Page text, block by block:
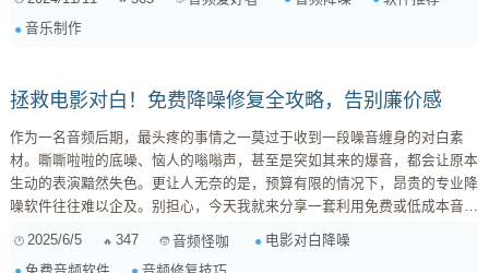
音乐制作
拯救电影对白！免费降噪修复全攻略，告别廉价感
作为一名音频后期，最头疼的事情之一莫过于收到一段噪音缠身的对白素
材。嘶嘶啦啦的底噪、恼人的嗡嗡声，甚至是突如其来的爆音，都会让原本
生动的表演黯然失色。更让人无奈的是，预算有限的情况下，昂贵的专业降
噪软件往往难以企及。别担心，今天我就来分享一套利用免费或低成本音频
2025/6/5 347 音频怪咖
电影对白降噪
免费音频软件
音频修复技巧